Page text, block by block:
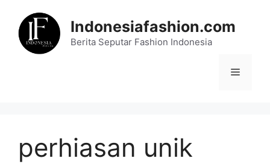
content
Indonesiafashion.com
Berita Seputar Fashion Indonesia
Menu
perhiasan unik